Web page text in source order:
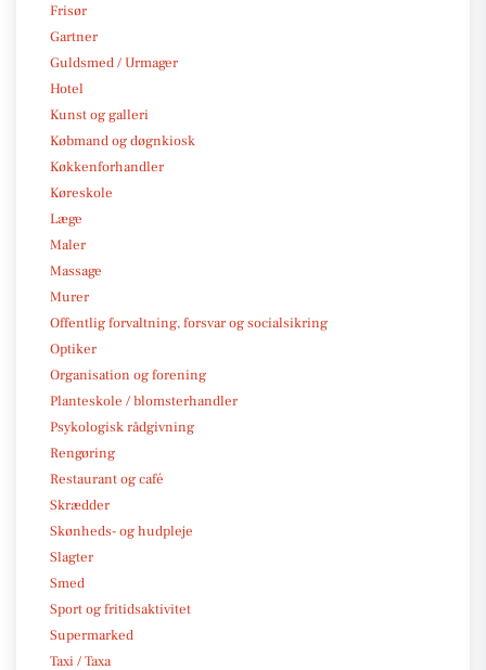
Frisør
Gartner
Guldsmed / Urmager
Hotel
Kunst og galleri
Købmand og døgnkiosk
Køkkenforhandler
Køreskole
Læge
Maler
Massage
Murer
Offentlig forvaltning, forsvar og socialsikring
Optiker
Organisation og forening
Planteskole / blomsterhandler
Psykologisk rådgivning
Rengøring
Restaurant og café
Skrædder
Skønheds- og hudpleje
Slagter
Smed
Sport og fritidsaktivitet
Supermarked
Taxi / Taxa